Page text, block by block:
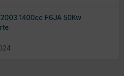
1400cc F6JA 50Kw